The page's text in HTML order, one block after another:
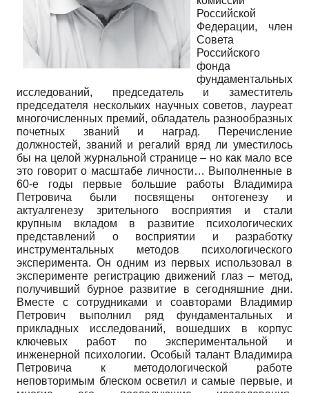
Российской
Федерации, член
Совета
Российского
фонда
фундаментальных
исследований, председатель и заместитель
председателя нескольких научных советов, лауреат
многочисленных премий, обладатель разнообразных
почетных званий и наград. Перечисление
должностей, званий и регалий вряд ли уместилось
бы на целой журнальной странице – но как мало все
это говорит о масштабе личности… Выполненные в
60-е годы первые большие работы Владимира
Петровича были посвящены онтогенезу и
актуалгенезу зрительного восприятия и стали
крупным вкладом в развитие психологических
представлений о восприятии и разработку
инструментальных методов психологического
эксперимента. Он одним из первых использовал в
эксперименте регистрацию движений глаз – метод,
получивший бурное развитие в сегодняшние дни.
Вместе с сотрудниками и соавторами Владимир
Петрович выполнил ряд фундаментальных и
прикладных исследований, вошедших в корпус
ключевых работ по экспериментальной и
инженерной психологии. Особый талант Владимира
Петровича к методологической работе
неповторимым блеском осветил и самые первые, и